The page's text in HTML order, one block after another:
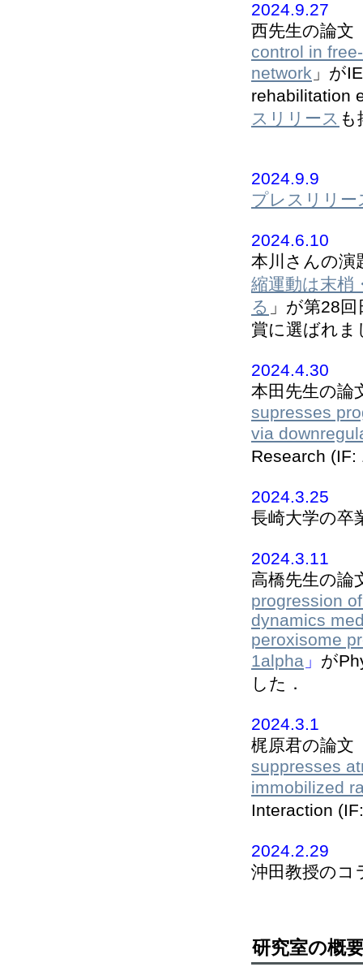
2024.9.27
西先生の論文
control in
network 」が
rehabilitation
スリリース
2024.9.9
プレスリリー
2024.6.10
本川さんの演
縮運動は末梢
る 」が第28
賞に選ばれま
2024.4.30
本田先生の論
supresses
via
Research
2024.3.25
長崎大学の卒
2024.3.11
高橋先生の論
progression
dynamics
peroxisome
1alpha 」 が
した．
2024.3.1
梶原君の論文
suppresses
immobilized
Interaction
2024.2.29
沖田教授のコ
研究室の概